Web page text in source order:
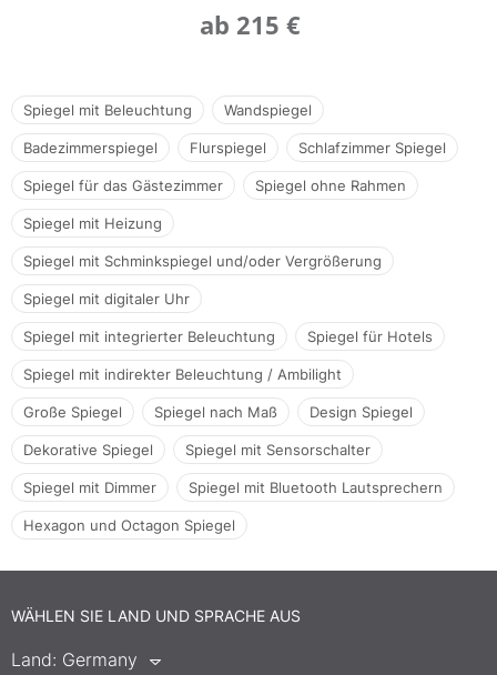
ab 215 €
Spiegel mit Beleuchtung Wandspiegel
Badezimmerspiegel Flurspiegel Schlafzimmer Spiegel
Spiegel für das Gästezimmer Spiegel ohne Rahmen
Spiegel mit Heizung
Spiegel mit Schminkspiegel und/oder Vergrößerung
Spiegel mit digitaler Uhr
Spiegel mit integrierter Beleuchtung Spiegel für Hotels
Spiegel mit indirekter Beleuchtung / Ambilight
Große Spiegel Spiegel nach Maß Design Spiegel
Dekorative Spiegel Spiegel mit Sensorschalter
Spiegel mit Dimmer Spiegel mit Bluetooth Lautsprechern
Hexagon und Octagon Spiegel
WÄHLEN SIE LAND UND SPRACHE AUS
Land: Germany